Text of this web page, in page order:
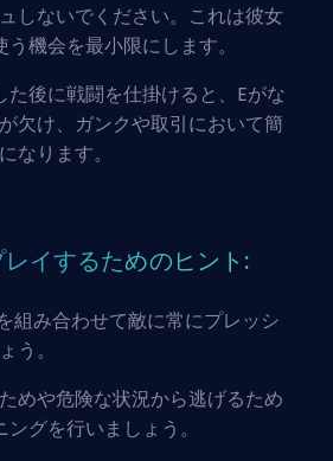
しないでください。これは彼女
機会を最小限にします。
た後に戦闘を仕掛けると、Eがな
欠け、ガンクや取引において簡
なります。
イするためのヒント:
組み合わせて敵に常にプレッシ
う。
めや危険な状況から逃げるため
グを行いましょう。